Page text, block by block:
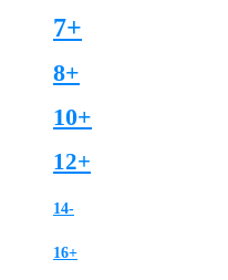
7+
8+
10+
12+
14-
16+